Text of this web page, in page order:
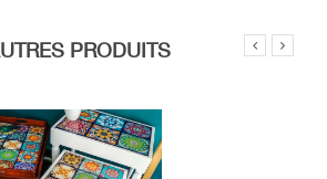
PRODUITS